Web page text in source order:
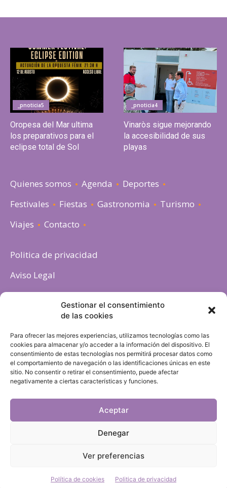
Gestionar el consentimiento
de las cookies
Para ofrecer las mejores experiencias, utilizamos tecnologías como las
cookies para almacenar y/o acceder a la información del dispositivo. El
consentimiento de estas tecnologías nos permitirá procesar datos como
el comportamiento de navegación o las identificaciones únicas en este
sitio. No consentir o retirar el consentimiento, puede afectar
negativamente a ciertas características y funciones.
Aceptar
Denegar
Ver preferencias
Política de cookies Politica de privacidad
_pnoticia5
Oropesa del Mar ultima
los preparativos para el
eclipse total de Sol
_pnoticia4
Vinaròs sigue mejorando
la accesibilidad de sus
playas
Quienes somos Agenda
Deportes
Festivales
Fiestas Gastronomia
Turismo
Viajes
Contacto
Politica de privacidad
Aviso Legal
Política de cookies